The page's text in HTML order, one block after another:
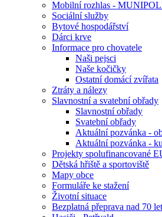
Mobilní rozhlas -
Sociální služby
Bytové hospodářství
Dárci krve
Informace pro chovatele
Naši pejsci
Naše kočičky
Ostatní domácí zvířata
Ztráty a nálezy
Slavnostní a svatební obřady
Slavnostní obřady
Svatební obřady
Aktuální pozvánka -
Aktuální pozvánka -
Projekty spolufinancované
Dětská hřiště a sportoviště
Mapy obce
Formuláře ke stažení
Životní situace
Bezplatná přeprava nad 70 let